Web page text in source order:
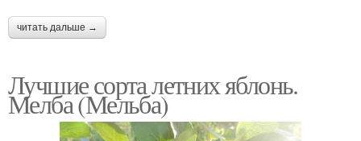
читать дальше →
Лучшие сорта летних яблонь.
Мелба (Мельба)